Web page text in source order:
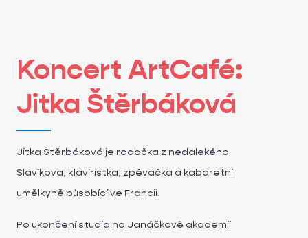
Koncert ArtCafé:
Jitka Štěrbáková
Jitka Štěrbáková je rodačka z nedalekého
Slavíkova, klavíristka, zpěvačka a kabaretní
umělkyně působící ve Francii.
Po ukončení studia na Janáčkově akademii